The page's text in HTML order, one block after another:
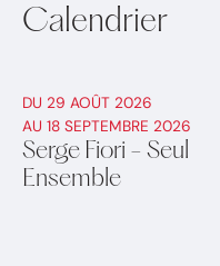
Calendrier
DU 29 AOÛT 2026
AU 18 SEPTEMBRE 2026
Serge Fiori - Seul
Ensemble